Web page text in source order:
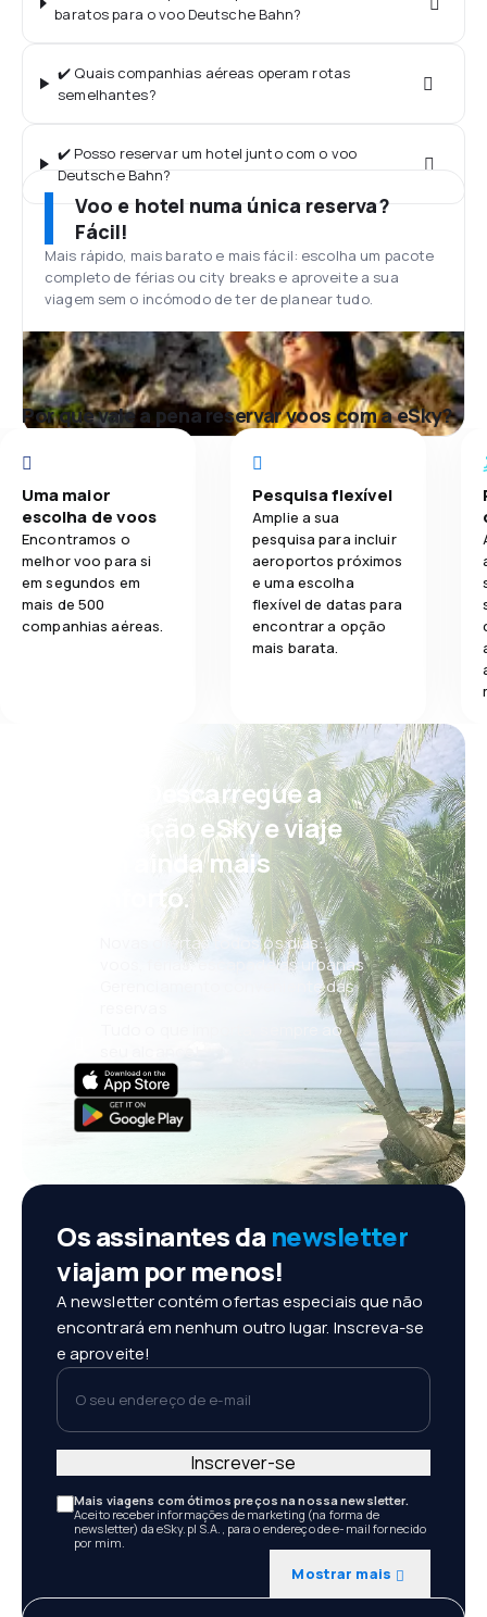
baratos para o voo Deutsche Bahn?
✔️ Quais companhias aéreas operam rotas
semelhantes?
✔️ Posso reservar um hotel junto com o voo
Deutsche Bahn?
Voo e hotel numa única reserva?
Fácil!
Mais rápido, mais barato e mais fácil: escolha um pacote
completo de férias ou city breaks e aproveite a sua
viagem sem o incómodo de ter de planear tudo.
Por que vale a pena reservar voos com a eSky?
Uma maior
escolha de voos
Encontramos o
melhor voo para si
em segundos em
mais de 500
companhias aéreas.
Pesquisa flexível
Amplie a sua
pesquisa para incluir
aeroportos próximos
e uma escolha
flexível de datas para
encontrar a opção
mais barata.
Psst! Descarregue a
aplicação eSky e viaje
com ainda mais
conforto.
Novas ofertas todos os dias:
voos, férias, escapadelas urbanas
Gerenciamento conveniente das
Tudo o que importa, sempre ao
Os assinantes da newsletter
viajam por menos!
A newsletter contém ofertas especiais que não
encontrará em nenhum outro lugar. Inscreva-se
e aproveite!
O seu endereço de e-mail
Mais viagens com ótimos preços na nossa newsletter.
Aceito receber informações de marketing (na forma de
newsletter) da eSky.pl S.A., para o endereço de e-mail fornecido
por mim.
Mostrar mais
Inscrever-se